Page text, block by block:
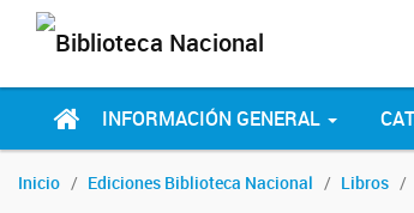
INFORMACIÓN GENERAL
Inicio Ediciones Biblioteca Nacional Libros